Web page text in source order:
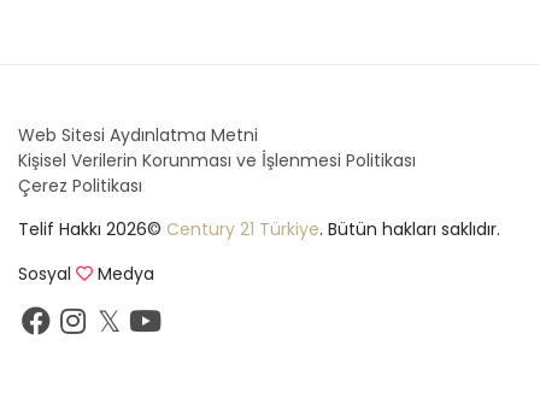
Web Sitesi Aydınlatma Metni
Kişisel Verilerin Korunması ve İşlenmesi Politikası
Çerez Politikası
Telif Hakkı 2026© Century 21 Türkiye. Bütün hakları saklıdır.
Sosyal
Medya